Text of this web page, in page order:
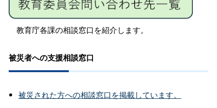
教育庁各課の相談窓口を紹介します。
被災者への支援相談窓口
被災された方への相談窓口を掲載しています。